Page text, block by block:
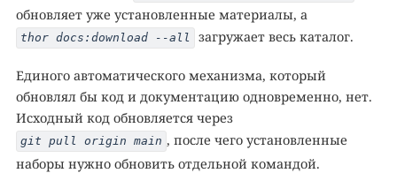
обновляет уже установленные материалы, а
thor docs:download --all загружает весь каталог.
Единого автоматического механизма, который
обновлял бы код и документацию одновременно, нет.
Исходный код обновляется через
git pull origin main , после чего установленные
наборы нужно обновить отдельной командой.